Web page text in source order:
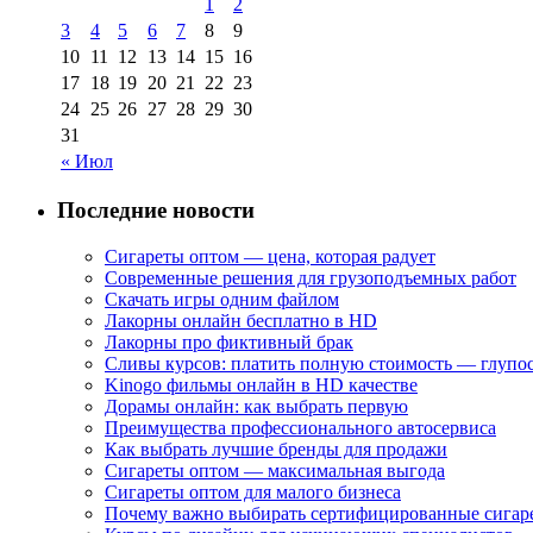
« Июл
3
4 5 6 7 8
9
10 11 12 13 14 15 16
17 18 19 20 21 22 23
24 25 26 27 28 29 30
31
Последние новости
Сигареты оптом — цена, которая радует
Современные решения для грузоподъемных работ
Скачать игры одним файлом
Лакорны онлайн бесплатно в HD
Лакорны про фиктивный брак
Сливы курсов: платить полную стоимость —
Kinogo фильмы онлайн в HD качестве
Дорамы онлайн: как выбрать первую
Преимущества профессионального автосервиса
Как выбрать лучшие бренды для продажи
Сигареты оптом — максимальная выгода
Сигареты оптом для малого бизнеса
Почему важно выбирать сертифицированные